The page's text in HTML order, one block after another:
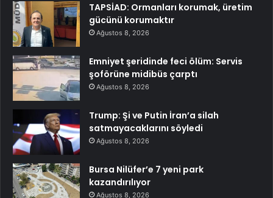
TAPSİAD: Ormanları korumak, üretim
gücünü korumaktır
Ağustos 8, 2026
Emniyet şeridinde feci ölüm: Servis
şoförüne midibüs çarptı
Ağustos 8, 2026
Trump: Şi ve Putin İran’a silah
satmayacaklarını söyledi
Ağustos 8, 2026
Bursa Nilüfer’e 7 yeni park
kazandırılıyor
Ağustos 8, 2026